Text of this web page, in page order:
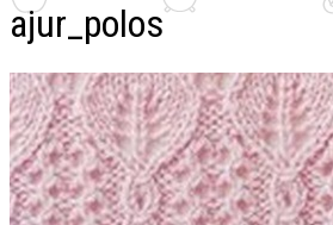
ajur_polos